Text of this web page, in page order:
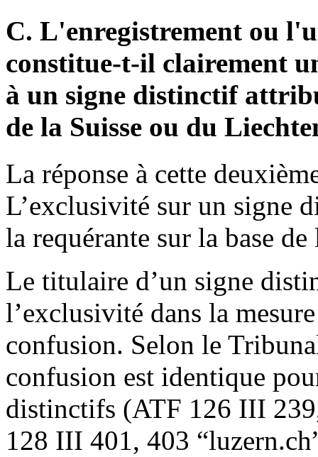
C. L'enregistrement ou
constitue-t-il clairement
à un signe distinctif
de la Suisse ou du
La réponse à cette
L’exclusivité sur un signe
la requérante sur la base
Le titulaire d’un signe
l’exclusivité dans la
confusion. Selon le
confusion est identique
distinctifs (ATF 126 III
128 III 401, 403